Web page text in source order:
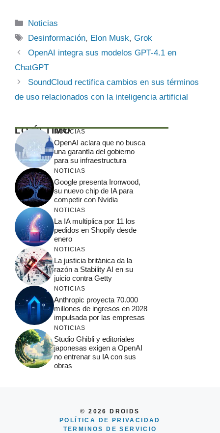
Categorías
Noticias
Etiquetas
Desinformación, Elon Musk,Grok
OpenAI integra sus modelos GPT-4.1 en
ChatGPT
SoundCloud rectifica cambios en sus términos
de uso relacionados con la inteligencia artificial
LO ÚLTIMONOTICIAS
OpenAI aclara que no busca
una garantía del gobierno
para su infraestructura
NOTICIAS
Google presenta Ironwood,
su nuevo chip de IA para
competir con Nvidia
NOTICIAS
La IA multiplica por 11 los
pedidos en Shopify desde
enero
NOTICIAS
La justicia británica da la
razón a Stability AI en su
juicio contra Getty
NOTICIAS
Anthropic proyecta 70.000
millones de ingresos en 2028
impulsada por las empresas
NOTICIAS
Studio Ghibli y editoriales
japonesas exigen a OpenAI
no entrenar su IA con sus
obras
© 2026 DROIDS
POLÍTICA DE PRIVACIDAD
TERMINOS DE SERVICIO